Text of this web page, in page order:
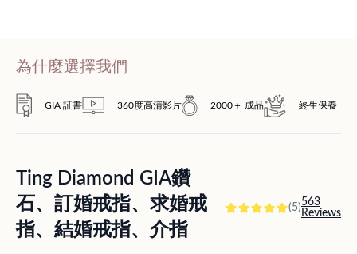
為什麼選擇我們
GIA 証書 360度高清影片 2000＋ 成品 終生保養
Ting Diamond GIA鑽
石、訂婚戒指、求婚戒
指、結婚戒指、介指
(5)563
Reviews